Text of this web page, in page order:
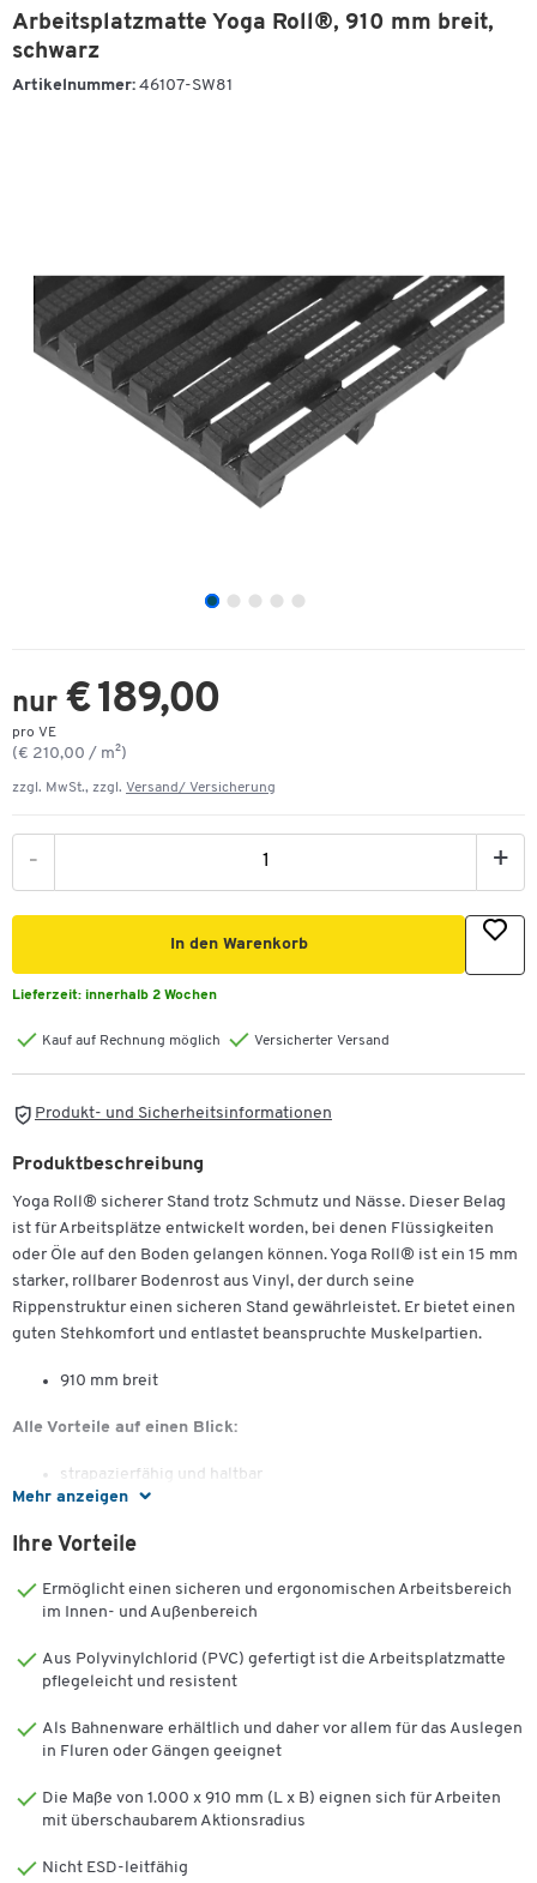
Arbeitsplatzmatte Yoga Roll®, 910 mm breit,
schwarz
Artikelnummer: 46107-SW81
nur € 189,00
pro VE
(€ 210,00 / m²)
zzgl. MwSt., zzgl. Versand/ Versicherung
- +
In den Warenkorb
Lieferzeit: innerhalb 2 Wochen
Kauf auf Rechnung möglich Versicherter Versand
Produkt- und Sicherheitsinformationen
Mehr anzeigen
Produktbeschreibung
Yoga Roll® sicherer Stand trotz Schmutz und Nässe. Dieser Belag
ist für Arbeitsplätze entwickelt worden, bei denen Flüssigkeiten
oder Öle auf den Boden gelangen können. Yoga Roll® ist ein 15 mm
starker, rollbarer Bodenrost aus Vinyl, der durch seine
Rippenstruktur einen sicheren Stand gewährleistet. Er bietet einen
guten Stehkomfort und entlastet beanspruchte Muskelpartien.
910 mm breit
Alle Vorteile auf einen Blick:
strapazierfähig und haltbar
Rutschfestigkeit und Drainage/Lüftung nach DIN-Norm
porenfrei, leicht zu reinigen
mit Transportgeräten befahrbar
Rollenware einfach zuzuschneiden, an jeden Arbeitsplatz
Max. Länge 10 m, Abgabe lfm.
Ihre Vorteile
Ermöglicht einen sicheren und ergonomischen Arbeitsbereich
im Innen- und Außenbereich
Aus Polyvinylchlorid (PVC) gefertigt ist die Arbeitsplatzmatte
pflegeleicht und resistent
Als Bahnenware erhältlich und daher vor allem für das Auslegen
in Fluren oder Gängen geeignet
Die Maße von 1.000 x 910 mm (L x B) eignen sich für Arbeiten
mit überschaubarem Aktionsradius
Nicht ESD-leitfähig